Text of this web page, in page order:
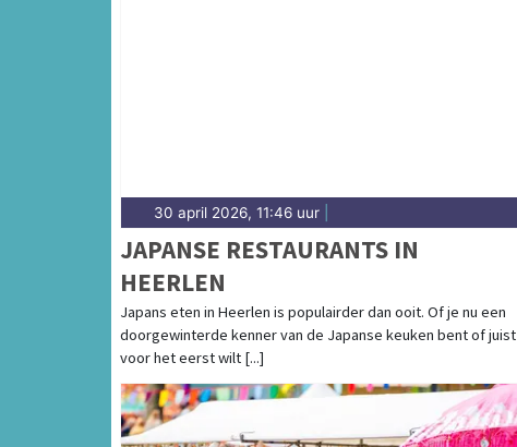
30 april 2026, 11:46 uur
JAPANSE RESTAURANTS IN
HEERLEN
Japans eten in Heerlen is populairder dan ooit. Of je nu een
doorgewinterde kenner van de Japanse keuken bent of juist
voor het eerst wilt [...]